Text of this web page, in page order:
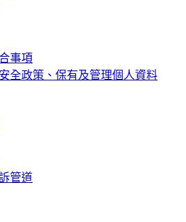
事項
全政策、保有及管理個人資料
管道